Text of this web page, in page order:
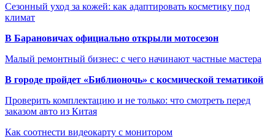
Сезонный уход за кожей: как адаптировать косметику под
климат
В Барановичах официально открыли мотосезон
Малый ремонтный бизнес: с чего начинают частные мастера
В городе пройдет «Библионочь» с космической тематикой
Проверить комплектацию и не только: что смотреть перед
заказом авто из Китая
Как соотнести видеокарту с монитором